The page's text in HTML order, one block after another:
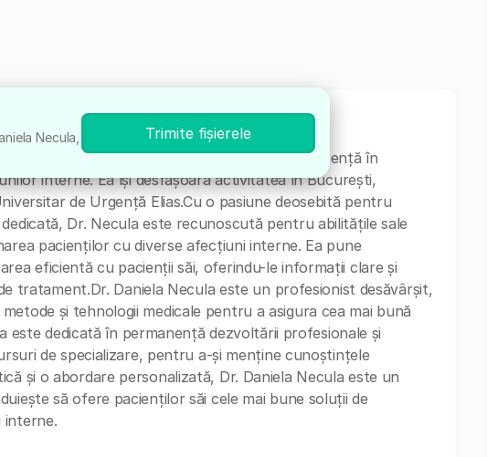
specialist în Medicina internă, cu o vastă experiență în
interne. Ea își desfășoară activitatea în București,
de Urgență Elias.Cu o pasiune deosebită pentru
Dr. Necula este recunoscută pentru abilitățile sale
pacienților cu diverse afecțiuni interne. Ea pune
eficientă cu pacienții săi, oferindu-le informații clare și
tratament.Dr. Daniela Necula este un profesionist desăvârșit,
și tehnologii medicale pentru a asigura cea mai bună
este dedicată în permanență dezvoltării profesionale și
de specializare, pentru a-și menține cunoștințele
și o abordare personalizată, Dr. Daniela Necula este un
să ofere pacienților săi cele mai bune soluții de
interne.
Necula,
Trimite fișierele